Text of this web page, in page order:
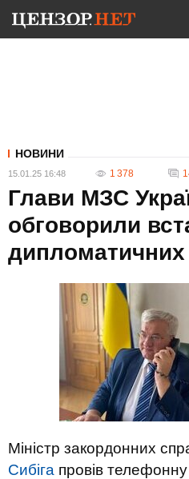
НОВИНИ
15.01.25 16:48 1 378
Глави МЗС
обговорили
дипломатичних
Міністр закордонних
Сибіга провів